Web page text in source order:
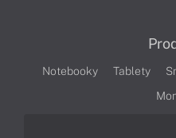
Notebooky Tablety